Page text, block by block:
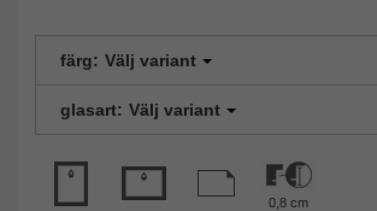
färg: Välj variant
glasart: Välj variant
0,8 cm